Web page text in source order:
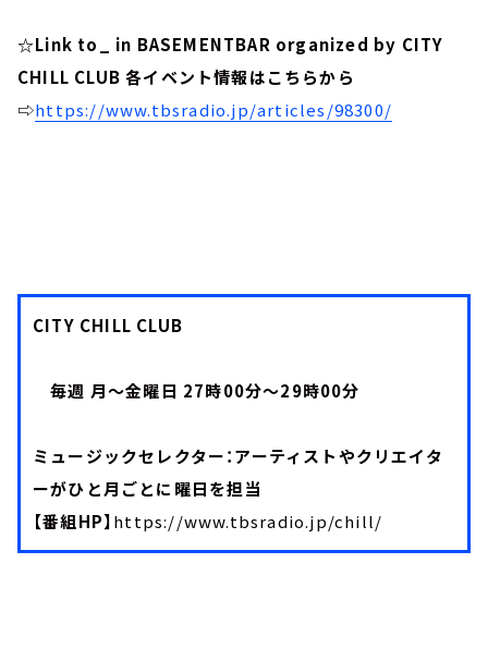
☆Link to_ in BASEMENTBAR organized by CITY
CHILL CLUB 各イベント情報はこちらから
⇨https://www.tbsradio.jp/articles/98300/
CITY CHILL CLUB
毎週 月～金曜日 27時00分～29時00分
ミュージックセレクター：アーティストやクリエイタ
ーがひと月ごとに曜日を担当
【番組HP】https://www.tbsradio.jp/chill/